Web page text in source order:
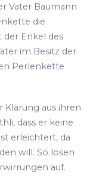
Vater Baumann
die
der Enkel des
im Besitz der
Perlenkette
Klärung aus ihren
dass er keine
erleichtert, da
will. So lösen
auf.